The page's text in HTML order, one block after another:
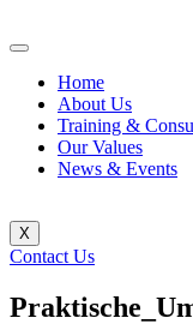
Home
About Us
Training &
Our Values
News & Events
X
Contact Us